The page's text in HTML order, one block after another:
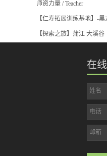
师资力量 / Teacher
【仁寿拓展训练基地】-
【探索之旅】蒲江 大溪谷
在
姓名
电话
邮箱